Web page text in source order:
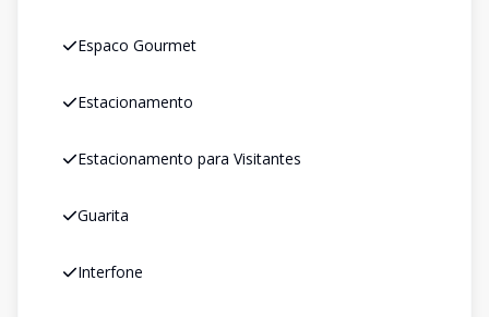
Espaco Gourmet
Estacionamento
Estacionamento para Visitantes
Guarita
Interfone